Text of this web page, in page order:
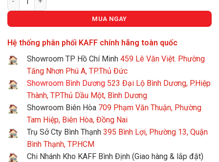
MUA NGAY
Hệ thống phân phối KAFF chính hãng toàn quốc
Showroom TP Hồ Chí Minh 459 Lê Văn Việt. Phường
Tăng Nhơn Phú A, TP.Thủ Đức
Showroom Bình Dương 523 Đại Lộ Bình Dương, P.Hiệp
Thành, TP.Thủ Dầu Một, Bình Dương
Showroom Biên Hòa 709 Phạm Văn Thuận, Phường
Tam Hiệp, Biên Hòa, Đồng Nai
Trụ Sở Cty Bình Thạnh 395 Bình Lợi, Phường 13, Quận
Bình Thạnh, TP.HCM
Chi Nhánh Kho KAFF Bình Định (Giao hàng & lắp đặt)